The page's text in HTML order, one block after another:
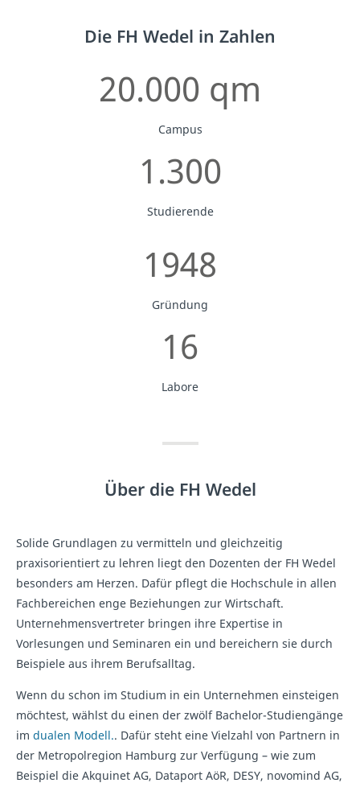
Die FH Wedel in Zahlen
20.000 qm
Campus
1.300
Studierende
1948
Gründung
16
Labore
Über die FH Wedel
Solide Grundlagen zu vermitteln und gleichzeitig
praxisorientiert zu lehren liegt den Dozenten der FH Wedel
besonders am Herzen. Dafür pflegt die Hochschule in allen
Fachbereichen enge Beziehungen zur Wirtschaft.
Unternehmensvertreter bringen ihre Expertise in
Vorlesungen und Seminaren ein und bereichern sie durch
Beispiele aus ihrem Berufsalltag.
Wenn du schon im Studium in ein Unternehmen einsteigen
möchtest, wählst du einen der zwölf Bachelor-Studiengänge
im dualen Modell.. Dafür steht eine Vielzahl von Partnern in
der Metropolregion Hamburg zur Verfügung – wie zum
Beispiel die Akquinet AG, Dataport AöR, DESY, novomind AG,